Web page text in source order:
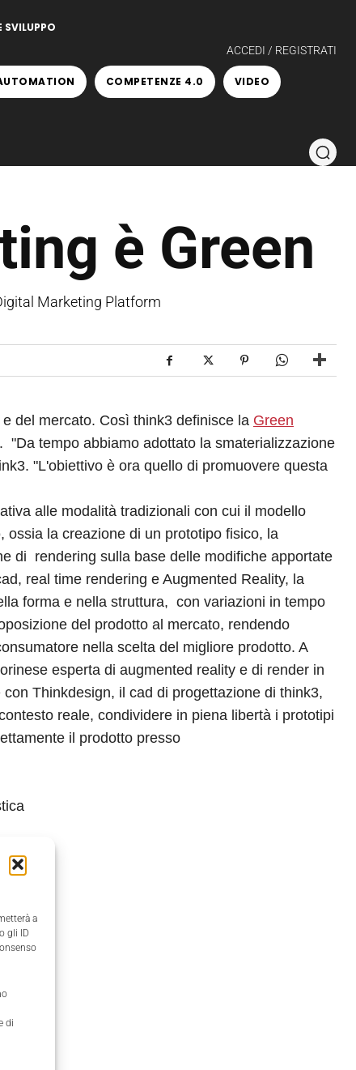
a
gli ID
di
SVILUPPO
ACCEDI / REGISTRATI
COMPETENZE 4.0 VIDEO
è Green
Marketing Platform
del mercato. Così think3 definisce la Green
"Da tempo abbiamo adottato la smaterializzazione
"L'obiettivo è ora quello di promuovere questa
alle modalità tradizionali con cui il modello
la creazione di un prototipo fisico, la
di rendering sulla base delle modifiche apportate
real time rendering e Augmented Reality, la
forma e nella struttura, con variazioni in tempo
del prodotto al mercato, rendendo
nella scelta del migliore prodotto. A
esperta di augmented reality e di render in
Thinkdesign, il cad di progettazione di think3,
reale, condividere in piena libertà i prototipi
il prodotto presso